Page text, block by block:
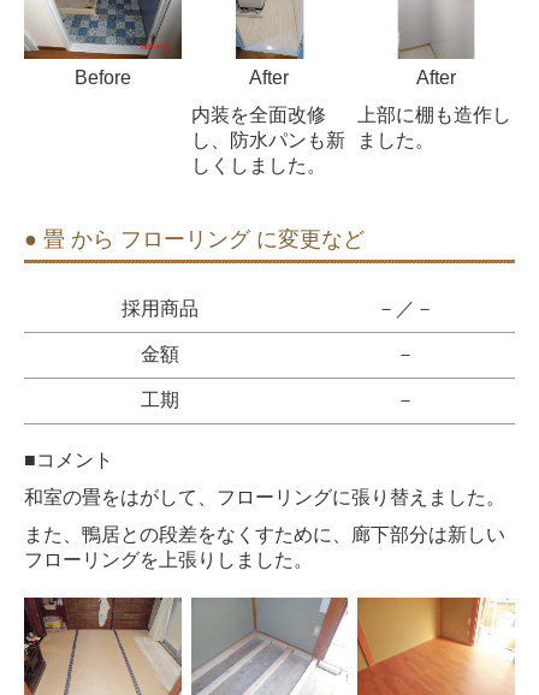
Before
After
内装を全面改修
し、防水パンも新
しくしました。
After
上部に棚も造作し
ました。
● 畳 から フローリング に変更など
採用商品 －／－
金額 －
工期 －
■コメント
和室の畳をはがして、フローリングに張り替えました。
また、鴨居との段差をなくすために、廊下部分は新しい
フローリングを上張りしました。